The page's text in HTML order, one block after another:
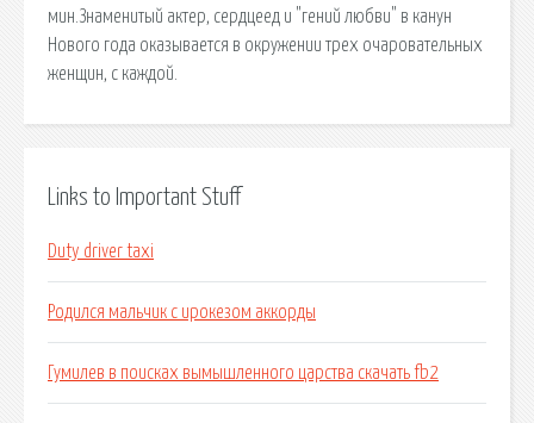
мин.Знаменитый актер, сердцеед и "гений любви" в канун
Нового года оказывается в окружении трех очаровательных
женщин, с каждой.
Links to Important Stuff
Duty driver taxi
Родился мальчик с ирокезом аккорды
Гумилев в поисках вымышленного царства скачать fb2